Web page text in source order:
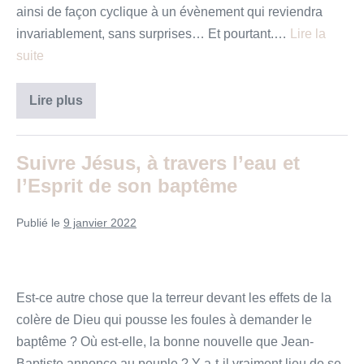
ainsi de façon cyclique à un évènement qui reviendra
invariablement, sans surprises… Et pourtant.…
Lire la
suite
Lire plusQuelle
grande
?
Suivre Jésus, à travers l’eau et
l’Esprit de son baptême
Publié le 9 janvier 2022
Est-ce autre chose que la terreur devant les effets de la
colère de Dieu qui pousse les foules à demander le
baptême ? Où est-elle, la bonne nouvelle que Jean-